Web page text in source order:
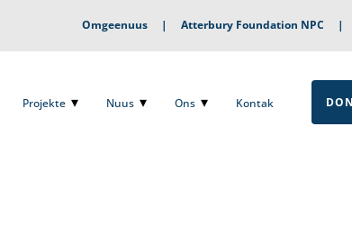
Omgeenuus| Atterbury Foundation NPC |
Projekte Nuus Ons Kontak